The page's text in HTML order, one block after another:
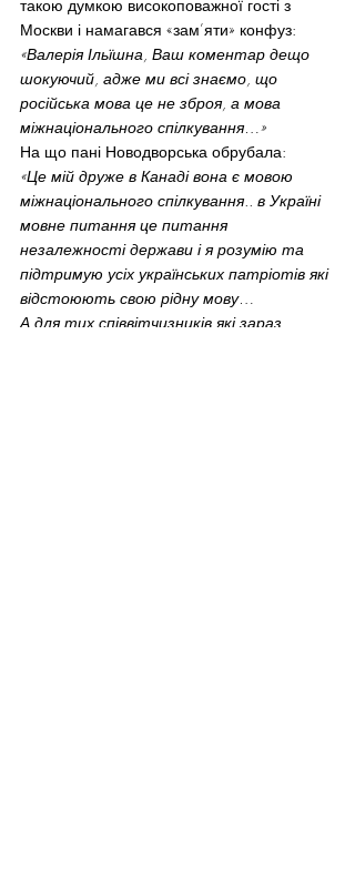
такою думкою високоповажної гості з
Москви і намагався «зам’яти» конфуз:
«Валерія Ільїшна, Ваш коментар дещо
шокуючий, адже ми всі знаємо, що
російська мова це не зброя, а мова
міжнаціонального спілкування…»
На що пані Новодворська обрубала:
«Це мій друже в Канаді вона є мовою
міжнаціонального спілкування.. в Україні
мовне питання це питання
незалежності держави і я розумію та
підтримую усіх українських патріотів які
відстоюють свою рідну мову…
А для тих співвітчизників які зараз